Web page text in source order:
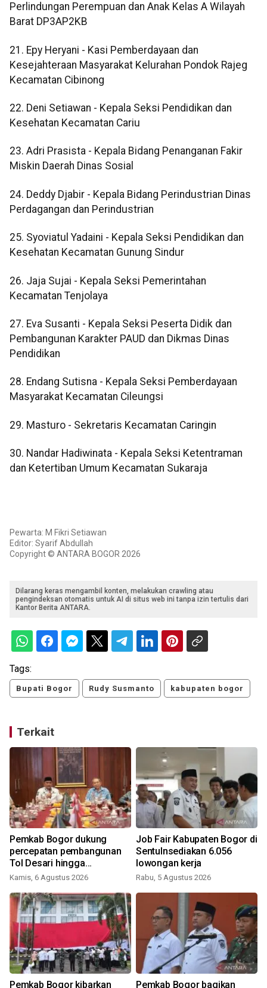
Perlindungan Perempuan dan Anak Kelas A Wilayah
Barat DP3AP2KB
21. Epy Heryani - Kasi Pemberdayaan dan
Kesejahteraan Masyarakat Kelurahan Pondok Rajeg
Kecamatan Cibinong
22. Deni Setiawan - Kepala Seksi Pendidikan dan
Kesehatan Kecamatan Cariu
23. Adri Prasista - Kepala Bidang Penanganan Fakir
Miskin Daerah Dinas Sosial
24. Deddy Djabir - Kepala Bidang Perindustrian Dinas
Perdagangan dan Perindustrian
25. Syoviatul Yadaini - Kepala Seksi Pendidikan dan
Kesehatan Kecamatan Gunung Sindur
26. Jaja Sujai - Kepala Seksi Pemerintahan
Kecamatan Tenjolaya
27. Eva Susanti - Kepala Seksi Peserta Didik dan
Pembangunan Karakter PAUD dan Dikmas Dinas
Pendidikan
28. Endang Sutisna - Kepala Seksi Pemberdayaan
Masyarakat Kecamatan Cileungsi
29. Masturo - Sekretaris Kecamatan Caringin
30. Nandar Hadiwinata - Kepala Seksi Ketentraman
dan Ketertiban Umum Kecamatan Sukaraja
Pewarta: M Fikri Setiawan
Editor: Syarif Abdullah
Copyright © ANTARA BOGOR 2026
Dilarang keras mengambil konten, melakukan crawling atau
pengindeksan otomatis untuk AI di situs web ini tanpa izin tertulis dari
Kantor Berita ANTARA.
Tags:
Bupati Bogor Rudy Susmanto kabupaten bogor
Terkait
Pemkab Bogor dukung
percepatan pembangunan
Tol Desari hingga
Salabenda
Kamis, 6 Agustus 2026
Job Fair Kabupaten Bogor di
Sentulnsediakan 6.056
lowongan kerja
Rabu, 5 Agustus 2026
Pemkab Bogor kibarkan Pemkab Bogor bagikan